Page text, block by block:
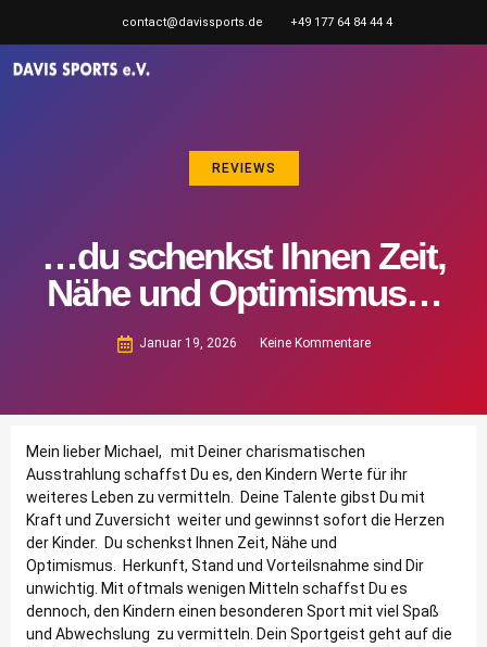
contact@davissports.de +49 177 64 84 44 4
REVIEWS
…du schenkst Ihnen Zeit,
Nähe und Optimismus…
Januar 19, 2026 Keine Kommentare
Mein lieber Michael, mit Deiner charismatischen
Ausstrahlung schaffst Du es, den Kindern Werte für ihr
weiteres Leben zu vermitteln. Deine Talente gibst Du mit
Kraft und Zuversicht weiter und gewinnst sofort die Herzen
der Kinder. Du schenkst Ihnen Zeit, Nähe und
Optimismus. Herkunft, Stand und Vorteilsnahme sind Dir
unwichtig. Mit oftmals wenigen Mitteln schaffst Du es
dennoch, den Kindern einen besonderen Sport mit viel Spaß
und Abwechslung zu vermitteln. Dein Sportgeist geht auf die